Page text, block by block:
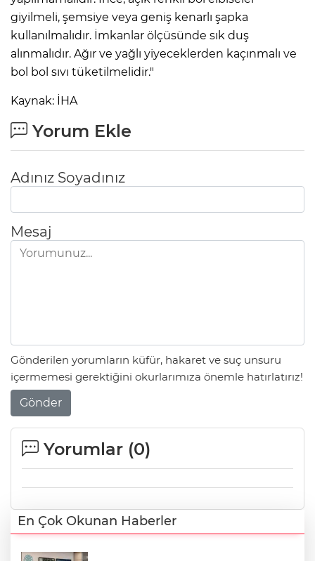
giyilmeli, şemsiye veya geniş kenarlı şapka
kullanılmalıdır. İmkanlar ölçüsünde sık duş
alınmalıdır. Ağır ve yağlı yiyeceklerden kaçınmalı ve
bol bol sıvı tüketilmelidir."
Kaynak: İHA
Yorum Ekle
Adınız Soyadınız
Mesaj
Gönderilen yorumların küfür, hakaret ve suç unsuru
içermemesi gerektiğini okurlarımıza önemle hatırlatırız!
Gönder
Yorumlar (0)
En Çok Okunan Haberler